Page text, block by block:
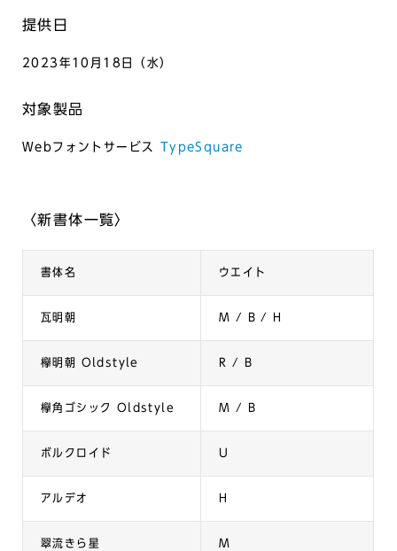
提供日
2023年10月18日（水）
対象製品
Webフォントサービス TypeSquare
〈新書体一覧〉
書体名 ウエイト
瓦明朝 M / B / H
欅明朝 Oldstyle R / B
欅角ゴシック Oldstyle M / B
ボルクロイド U
アルデオ H
翠流きら星 M